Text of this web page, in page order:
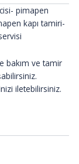
pimapen
kapı tamiri-
bakım ve tamir
iletebilirsiniz.